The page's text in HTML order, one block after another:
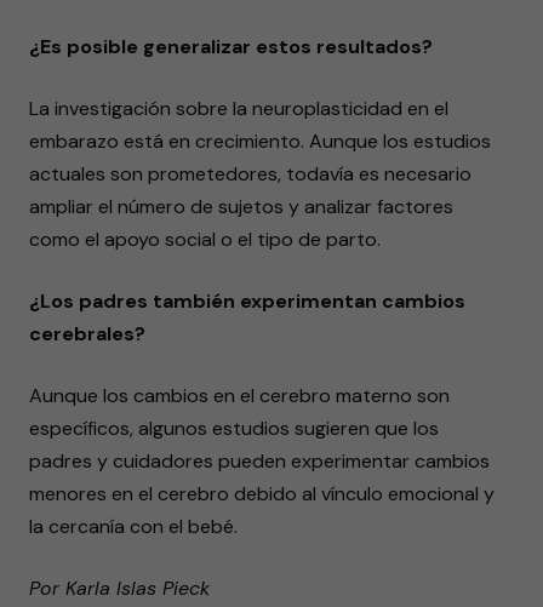
¿Es posible generalizar estos resultados?
La investigación sobre la neuroplasticidad en el
embarazo está en crecimiento. Aunque los estudios
actuales son prometedores, todavía es necesario
ampliar el número de sujetos y analizar factores
como el apoyo social o el tipo de parto.
¿Los padres también experimentan cambios
cerebrales?
Aunque los cambios en el cerebro materno son
específicos, algunos estudios sugieren que los
padres y cuidadores pueden experimentar cambios
menores en el cerebro debido al vínculo emocional y
la cercanía con el bebé.
Por Karla Islas Pieck